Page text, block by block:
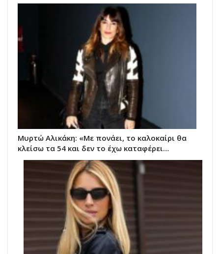
Μυρτώ Αλικάκη: «Με πονάει, το καλοκαίρι θα
κλείσω τα 54 και δεν το έχω καταφέρει…